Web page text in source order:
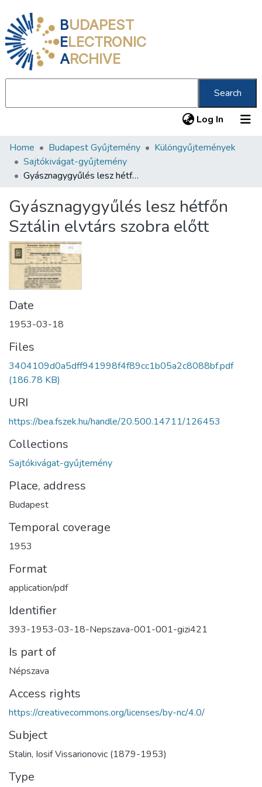
BUDAPEST
ELECTRONIC
ARCHIVE
Search
Log In (current)
Communities & Collections
All of DSpace
About us
Home Budapest Gyűjtemény
Különgyűjtemények
Sajtókivágat-gyűjtemény
Gyásznagygyűlés lesz hétfőn Sztálin elvtárs szobra előtt
Gyásznagygyűlés lesz hétfőn
Sztálin elvtárs szobra előtt
Date
1953-03-18
Files
3404109d0a5dff941998f4f89cc1b05a2c8088bf.pdf
(186.78 KB)
URI
https://bea.fszek.hu/handle/20.500.14711/126453
Collections
Sajtókivágat-gyűjtemény
Place, address
Budapest
Temporal coverage
1953
Format
application/pdf
Identifier
393-1953-03-18-Nepszava-001-001-gizi421
Is part of
Népszava
Access rights
https://creativecommons.org/licenses/by-nc/4.0/
Subject
Stalin, Iosif Vissarionovic (1879-1953)
Type